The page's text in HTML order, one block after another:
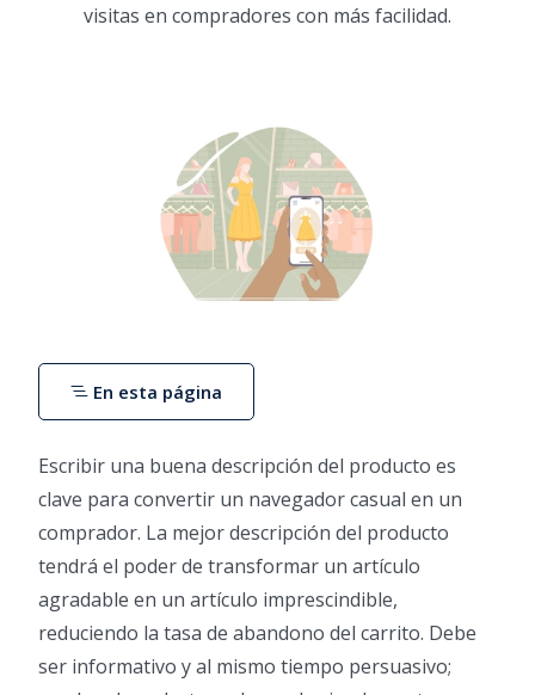
visitas en compradores con más facilidad.
Escribir una buena descripción del producto es
clave para convertir un navegador casual en un
comprador. La mejor descripción del producto
tendrá el poder de transformar un artículo
agradable en un artículo imprescindible,
reduciendo la tasa de abandono del carrito. Debe
ser informativo y al mismo tiempo persuasivo;
En esta página